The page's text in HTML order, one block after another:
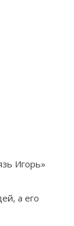
Игорь»
а его